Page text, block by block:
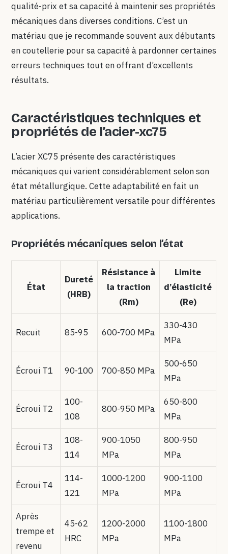
qualité-prix et sa capacité à maintenir ses propriétés
mécaniques dans diverses conditions. C’est un
matériau que je recommande souvent aux débutants
en coutellerie pour sa capacité à pardonner certaines
erreurs techniques tout en offrant d’excellents
résultats.
Caractéristiques techniques et
propriétés de l’acier-xc75
L’acier XC75 présente des caractéristiques
mécaniques qui varient considérablement selon son
état métallurgique. Cette adaptabilité en fait un
matériau particulièrement versatile pour différentes
applications.
Propriétés mécaniques selon l’état
État
Dureté
(HRB)
Résistance à
la traction
(Rm)
Limite
d’élasticité
(Re)
Recuit 85-95 600-700 MPa
330-430
MPa
Écroui T1 90-100 700-850 MPa
500-650
MPa
Écroui T2
100-
108
800-950 MPa
650-800
MPa
Écroui T3
108-
114
900-1050
MPa
800-950
MPa
Écroui T4
114-
121
1000-1200
MPa
900-1100
MPa
Après
trempe et
revenu
45-62
HRC
1200-2000
MPa
1100-1800
MPa